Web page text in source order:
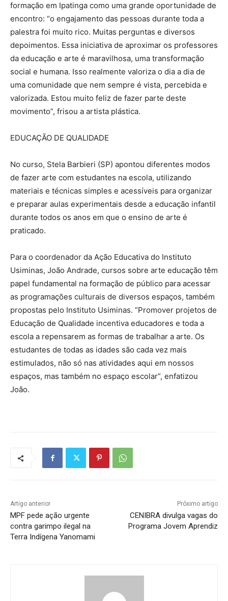
formação em Ipatinga como uma grande oportunidade de
encontro: “o engajamento das pessoas durante toda a
palestra foi muito rico. Muitas perguntas e diversos
depoimentos. Essa iniciativa de aproximar os professores
da educação e arte é maravilhosa, uma transformação
social e humana. Isso realmente valoriza o dia a dia de
uma comunidade que nem sempre é vista, percebida e
valorizada. Estou muito feliz de fazer parte deste
movimento”, frisou a artista plástica.
EDUCAÇÃO DE QUALIDADE
No curso, Stela Barbieri (SP) apontou diferentes modos
de fazer arte com estudantes na escola, utilizando
materiais e técnicas simples e acessíveis para organizar
e preparar aulas experimentais desde a educação infantil
durante todos os anos em que o ensino de arte é
praticado.
Para o coordenador da Ação Educativa do Instituto
Usiminas, João Andrade, cursos sobre arte educação têm
papel fundamental na formação de público para acessar
as programações culturais de diversos espaços, também
propostas pelo Instituto Usiminas. “Promover projetos de
Educação de Qualidade incentiva educadores e toda a
escola a repensarem as formas de trabalhar a arte. Os
estudantes de todas as idades são cada vez mais
estimulados, não só nas atividades aqui em nossos
espaços, mas também no espaço escolar”, enfatizou
João.
Artigo anterior
MPF pede ação urgente
contra garimpo ilegal na
Terra Indígena Yanomami
Próximo artigo
CENIBRA divulga vagas do
Programa Jovem Aprendiz